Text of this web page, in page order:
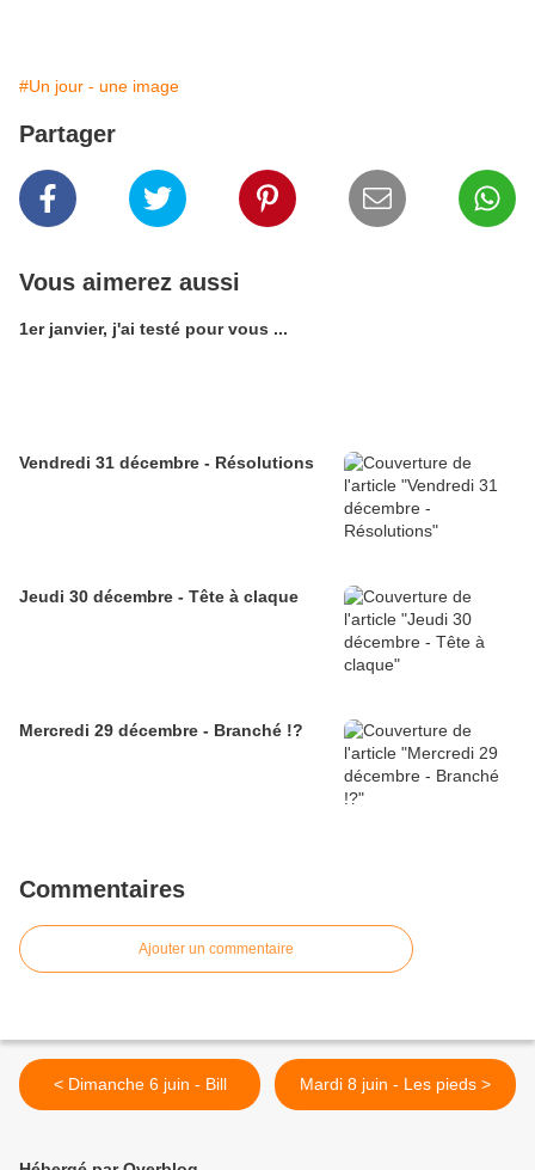
#Un jour - une image
Partager
Vous aimerez aussi
1er janvier, j'ai testé pour vous ...
Vendredi 31 décembre - Résolutions
Jeudi 30 décembre - Tête à claque
Mercredi 29 décembre - Branché !?
Commentaires
Ajouter un commentaire
< Dimanche 6 juin - Bill Mardi 8 juin - Les pieds >